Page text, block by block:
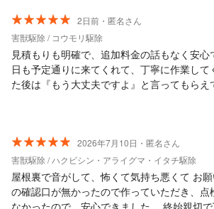
2日前・匿名さん
害獣駆除 / コウモリ駆除
見積もりも明確で、追加料金の話もなく安心
日も予定通りに来てくれて、丁寧に作業して
た後は『もう大丈夫ですよ』と言ってもらえ
楽になりました。コウモリ駆除を考えてい
2026年7月10日・匿名さん
害獣駆除 / ハクビシン・アライグマ・イタチ駆除
屋根裏で音がして、怖くて気持ち悪くて お
の確認口が無かったので作っていただき、点
なかったので、安心できました。 終始親切で丁寧に対応して下さ